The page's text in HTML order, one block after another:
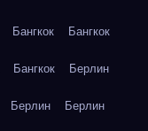
Бангкок Бангкок
Бангкок Берлин
Берлин Берлин